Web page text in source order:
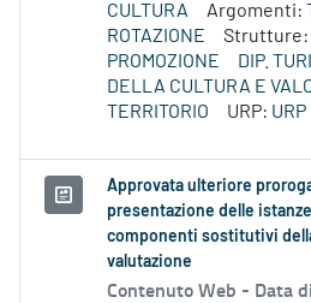
CULTURA
Argomenti:
ROTAZIONE
Strutture:
PROMOZIONE
DIP.
DELLA CULTURA E
TERRITORIO
URP: URP
Approvata ulteriore
presentazione delle
componenti sostitutivi
valutazione
Contenuto Web - Data